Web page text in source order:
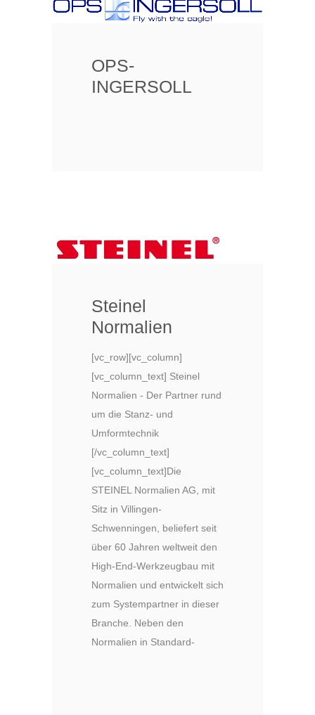
OPS-
INGERSOLL
Steinel
Normalien
[vc_row][vc_column]
[vc_column_text] Steinel
Normalien - Der Partner rund
um die Stanz- und
Umformtechnik
[/vc_column_text]
[vc_column_text]Die
STEINEL Normalien AG, mit
Sitz in Villingen-
Schwenningen, beliefert seit
über 60 Jahren weltweit den
High-End-Werkzeugbau mit
Normalien und entwickelt sich
zum Systempartner in dieser
Branche. Neben den
Normalien in Standard-